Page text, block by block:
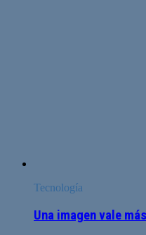
Tecnología
Una imagen vale